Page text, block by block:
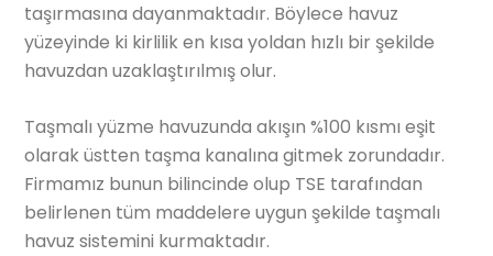
taşırmasına dayanmaktadır. Böylece havuz
yüzeyinde ki kirlilik en kısa yoldan hızlı bir şekilde
havuzdan uzaklaştırılmış olur.
Taşmalı yüzme havuzunda akışın %100 kısmı eşit
olarak üstten taşma kanalına gitmek zorundadır.
Firmamız bunun bilincinde olup TSE tarafından
belirlenen tüm maddelere uygun şekilde taşmalı
havuz sistemini kurmaktadır.